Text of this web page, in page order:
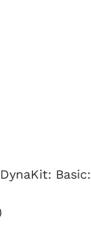
Basic: